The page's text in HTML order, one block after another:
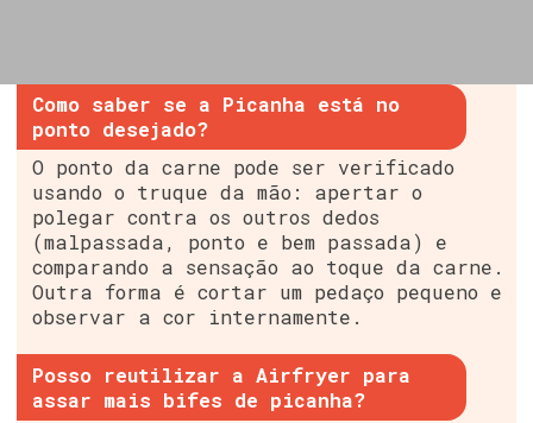
Como saber se a Picanha está no
ponto desejado?
O ponto da carne pode ser verificado
usando o truque da mão: apertar o
polegar contra os outros dedos
(malpassada, ponto e bem passada) e
comparando a sensação ao toque da carne.
Outra forma é cortar um pedaço pequeno e
observar a cor internamente.
Posso reutilizar a Airfryer para
assar mais bifes de picanha?